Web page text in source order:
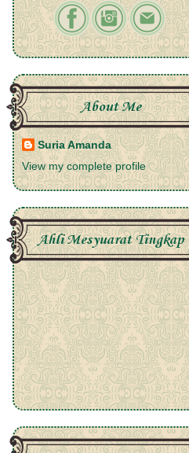
About Me
Suria Amanda
View my complete profile
Ahli Mesyuarat Tingkap